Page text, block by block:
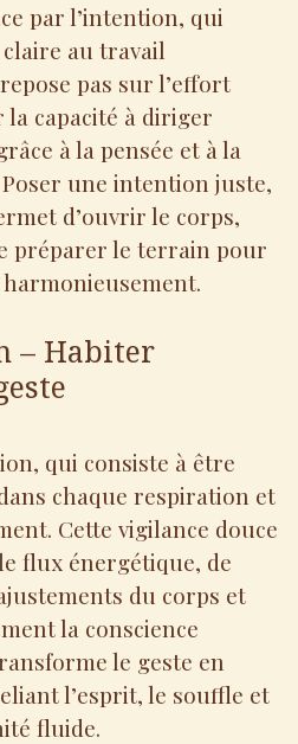
par l’intention, qui
au travail
pas sur l’effort
capacité à diriger
à la pensée et à la
une intention juste,
d’ouvrir le corps,
préparer le terrain pour
– Habiter
qui consiste à être
chaque respiration et
Cette vigilance douce
flux énergétique, de
du corps et
la conscience
le geste en
l’esprit, le souffle et
fluide.